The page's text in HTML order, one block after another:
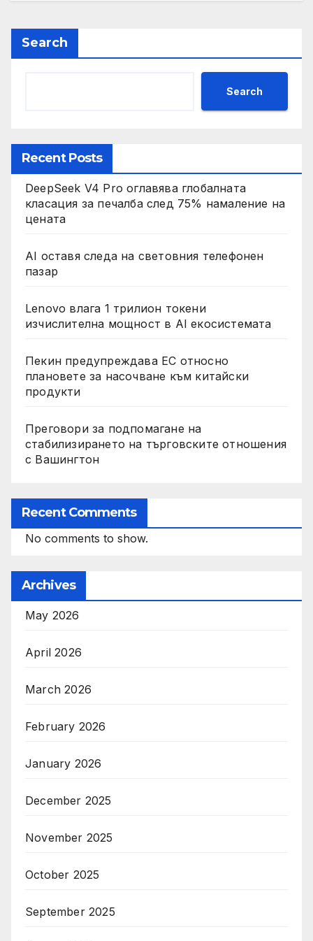
Search
Search
Recent Posts
DeepSeek V4 Pro оглавява глобалната
класация за печалба след 75% намаление на
цената
AI оставя следа на световния телефонен
пазар
Lenovo влага 1 трилион токени
изчислителна мощност в AI екосистемата
Пекин предупреждава ЕС относно
плановете за насочване към китайски
продукти
Преговори за подпомагане на
стабилизирането на търговските отношения
с Вашингтон
Recent Comments
No comments to show.
Archives
May 2026
April 2026
March 2026
February 2026
January 2026
December 2025
November 2025
October 2025
September 2025